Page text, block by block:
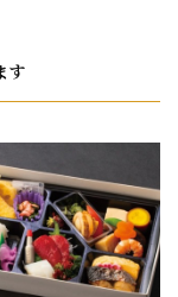
す